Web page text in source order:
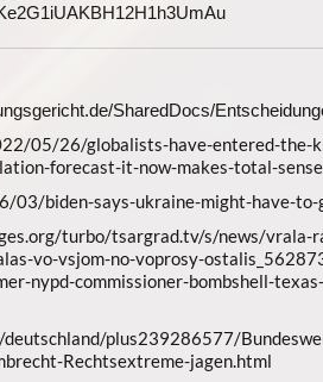
SharedDocs/
05/26/globalists-have-entered-the-
forecast-it-now-makes-total-
03/biden-says-ukraine-might-have-to-
turbo/tsargrad.tv/s/news/vrala-
vo-vsjom-no-voprosy-
nypd-commissioner-bombshell-
plus239286577/
Rechtsextreme-jagen.html